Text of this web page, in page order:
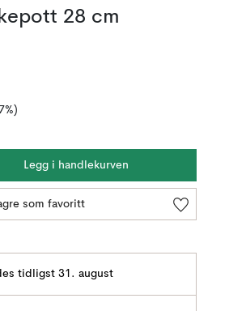
28 cm
Legg i handlekurven
som favoritt
tidligst 31. august